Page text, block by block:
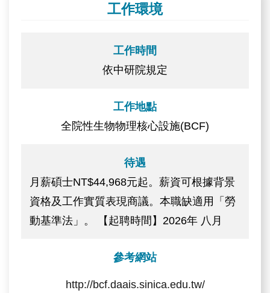
工作環境
工作時間
依中研院規定
工作地點
全院性生物物理核心設施(BCF)
待遇
月薪碩士NT$44,968元起。薪資可根據背景
資格及工作實質表現商議。本職缺適用「勞
動基準法」。 【起聘時間】2026年 八月
參考網站
http://bcf.daais.sinica.edu.tw/